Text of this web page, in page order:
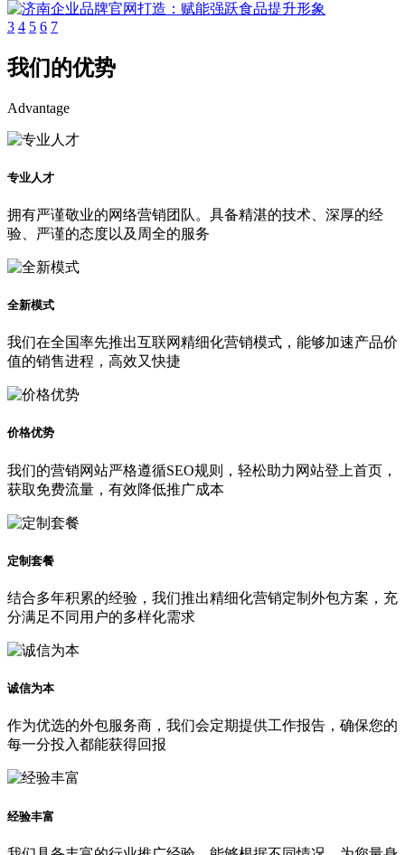
3 4 5 6 7
我们的优势
Advantage
专业人才
拥有严谨敬业的网络营销团队。具备精湛的技术、深厚的经
验、严谨的态度以及周全的服务
全新模式
我们在全国率先推出互联网精细化营销模式，能够加速产品价
值的销售进程，高效又快捷
价格优势
我们的营销网站严格遵循SEO规则，轻松助力网站登上首页，
获取免费流量，有效降低推广成本
定制套餐
结合多年积累的经验，我们推出精细化营销定制外包方案，充
分满足不同用户的多样化需求
诚信为本
作为优选的外包服务商，我们会定期提供工作报告，确保您的
每一分投入都能获得回报
经验丰富